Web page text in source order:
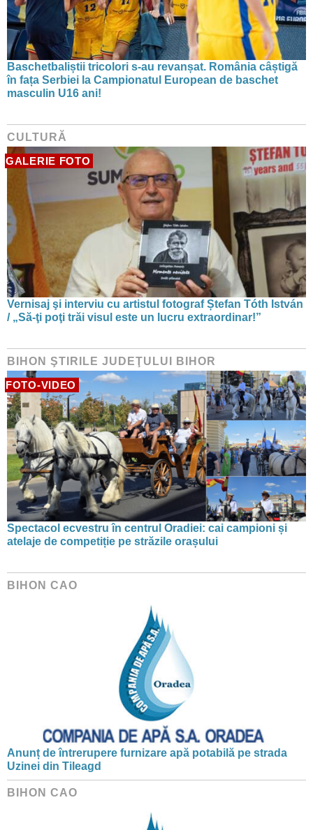
Baschetbaliștii tricolori s-au revanșat. România câștigă
în fața Serbiei la Campionatul European de baschet
masculin U16 ani!
CULTURĂ
GALERIE FOTO
Vernisaj şi interviu cu artistul fotograf Ștefan Tóth István
/ „Să-ţi poţi trăi visul este un lucru extraordinar!”
BIHON ŞTIRILE JUDEŢULUI BIHOR
FOTO-VIDEO
Spectacol ecvestru în centrul Oradiei: cai campioni și
atelaje de competiție pe străzile orașului
BIHON CAO
Anunț de întrerupere furnizare apă potabilă pe strada
Uzinei din Tileagd
BIHON CAO